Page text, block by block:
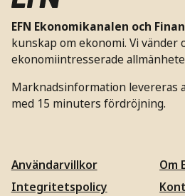
EFN Ekonomikanalen och
kunskap om ekonomi. Vi vänder
ekonomiintresserade
Marknadsinformation levereras
med 15 minuters fördröjning.
Användarvillkor
Integritetspolicy
Om